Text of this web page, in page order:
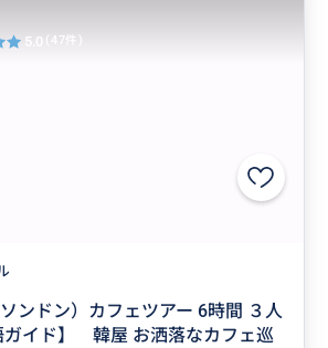
ソンドン）カフェツアー 6時間 ３人
ガイド】 韓屋 お洒落なカフェ巡
5.0 (47件)